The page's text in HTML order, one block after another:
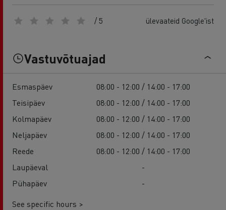
/ 5 ülevaateid Google'ist
Vastuvõtuajad
Esmaspäev
08:00 - 12:00 / 14:00 - 17:00
Teisipäev
08:00 - 12:00 / 14:00 - 17:00
Kolmapäev
08:00 - 12:00 / 14:00 - 17:00
Neljapäev
08:00 - 12:00 / 14:00 - 17:00
Reede
08:00 - 12:00 / 14:00 - 17:00
Laupäeval
-
Pühapäev
-
See specific hours >